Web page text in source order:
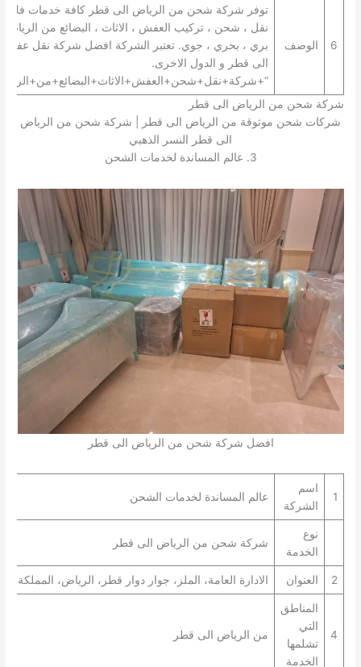
6 الوصف
توفر شركة شحن من الرياض الى قطر كافة خدمات فك ،
نقل ، شحن ، تركيب العفش ، الاثاث ، البضائع من
بري ، بحري ، جوي. تعتبر الشركة افضل شركة نقل عفش
الى قطر و الدول الاخرى.
شركة شحن من الرياض الى قطر
شركات شحن موثوقة من الرياض الى قطر | شركة شحن من الرياض
الى قطر النسر الذهبي
3. عالم المساندة لخدمات الشحن
افضل شركة شحن من الرياض الى قطر
1
اسم
الشركة
عالم المساندة لخدمات الشحن
نوع
الخدمة
شركة شحن من الرياض الى قطر
2 العنوان الادارة العامة، الملز، جوار دوار قطر، الرياض، المملكة
4
المناطق
التي
تشلمها
الخدمة
من الرياض الى قطر